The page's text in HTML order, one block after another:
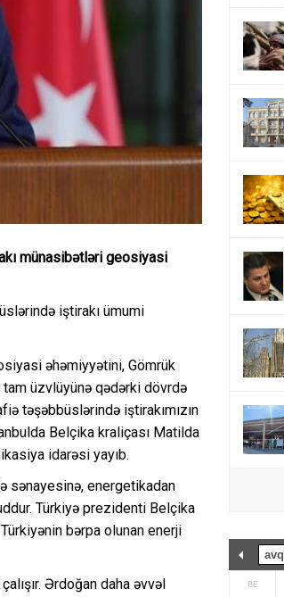
münasibətləri geosiyasi
iştirakı ümumi
əhəmiyyətini, Gömrük
tam üzvlüyünə qədərki dövrdə
təşəbbüslərində iştirakımızın
Belçika kraliçası Matilda
idarəsi yayıb.
sənayesinə, energetikadan
Türkiyə prezidenti Belçika
bərpa olunan enerji
Ərdoğan daha əvvəl
BE